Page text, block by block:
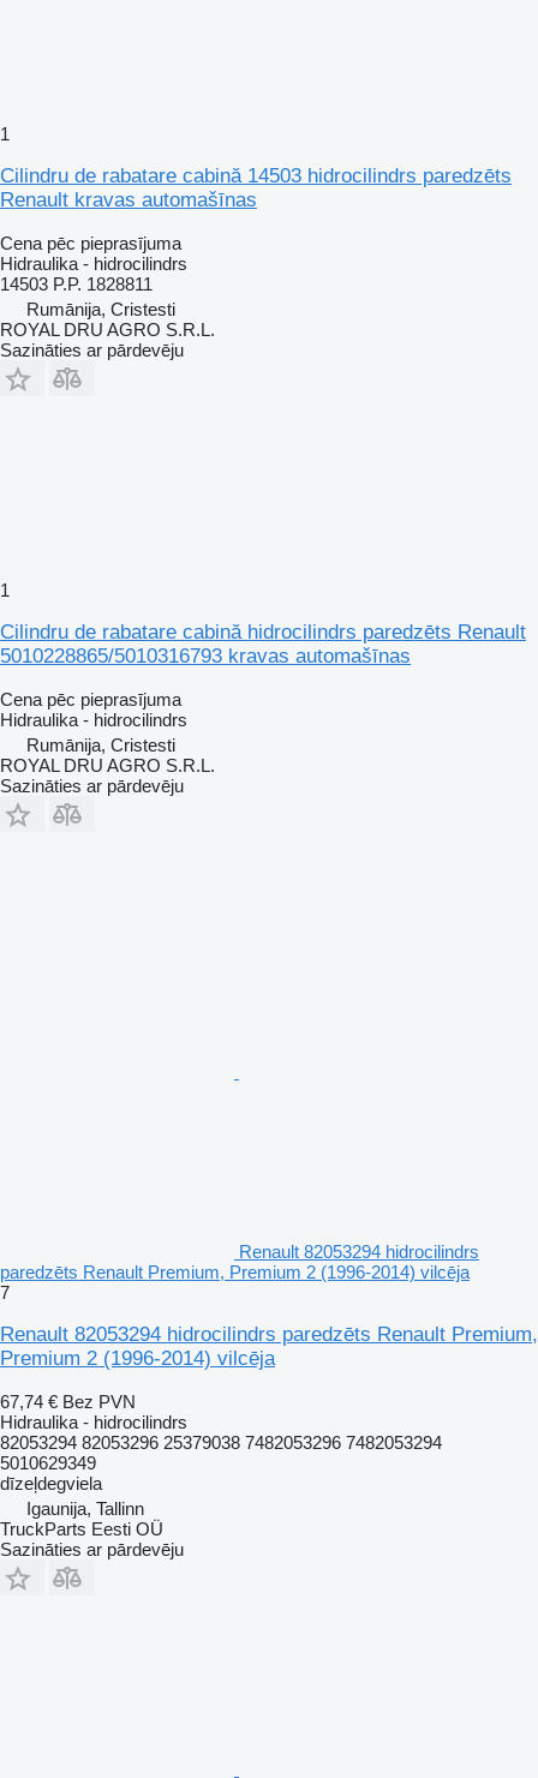
1
Cilindru de rabatare cabină 14503 hidrocilindrs paredzēts
Renault kravas automašīnas
Cena pēc pieprasījuma
Hidraulika - hidrocilindrs
14503 P.P. 1828811
Rumānija, Cristesti
ROYAL DRU AGRO S.R.L.
Sazināties ar pārdevēju
1
Cilindru de rabatare cabină hidrocilindrs paredzēts Renault
5010228865/5010316793 kravas automašīnas
Cena pēc pieprasījuma
Hidraulika - hidrocilindrs
Rumānija, Cristesti
ROYAL DRU AGRO S.R.L.
Sazināties ar pārdevēju
Renault 82053294 hidrocilindrs
paredzēts Renault Premium, Premium 2 (1996-2014) vilcēja
7
Renault 82053294 hidrocilindrs paredzēts Renault Premium,
Premium 2 (1996-2014) vilcēja
67,74 € Bez PVN
Hidraulika - hidrocilindrs
82053294 82053296 25379038 7482053296 7482053294
5010629349
dīzeļdegviela
Igaunija, Tallinn
TruckParts Eesti OÜ
Sazināties ar pārdevēju